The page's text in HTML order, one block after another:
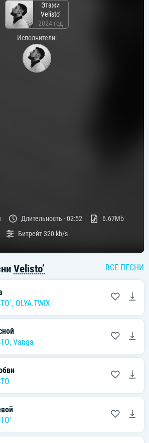
Этажи
Velisto’
2024 год
Исполнители:
Длительность -02:52
6.67Mb
Битрейт320 kb/s
Velisto’ ВСЕ ПЕСНИ
, OLYA.TWIX
, Vanga